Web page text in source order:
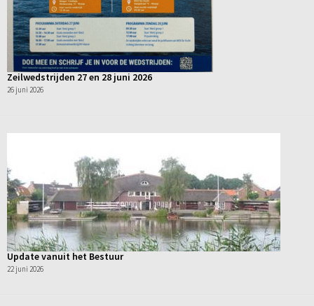
Zeilwedstrijden 27 en 28 juni 2026
26 juni 2026
Update vanuit het Bestuur
22 juni 2026